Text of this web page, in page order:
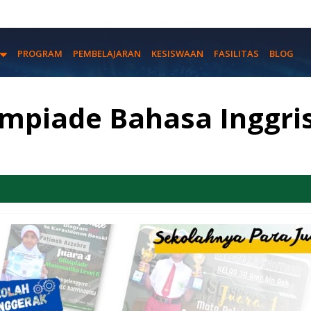
PROGRAM PEMBELAJARAN KESISWAAN FASILITAS BLOG
Bahasa